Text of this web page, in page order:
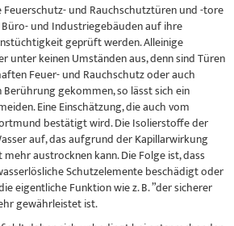
und Rauchschutztüren und -tore
und Industriegebäuden auf ihre
geprüft werden. Alleinige
unter keinen Umständen aus, denn sind Türen
Feuer- und Rauchschutz oder auch
gekommen, so lässt sich ein
Eine Einschätzung, die auch vom
bestätigt wird. Die Isolierstoffe der
auf, das aufgrund der Kapillarwirkung
austrocknen kann. Die Folge ist, dass
Schutzelemente beschädigt oder
eigentliche Funktion wie z. B. ”der sicherer
gewährleistet ist.